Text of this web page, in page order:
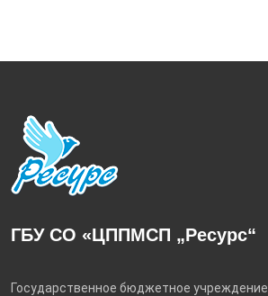
ГБУ СО «ЦППМСП „Ресурс“
Государственное бюджетное учреждение